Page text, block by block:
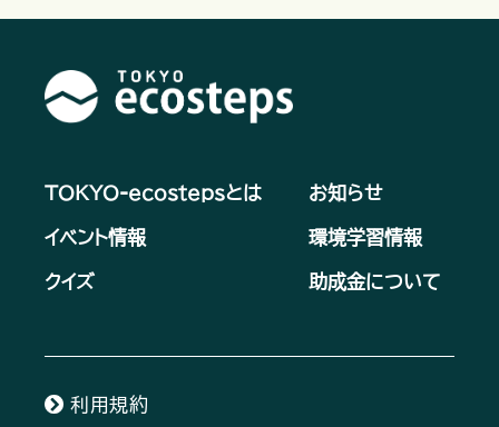
TOKYO-ecostepsとは お知らせ
イベント情報 環境学習情報
クイズ 助成金について
利用規約